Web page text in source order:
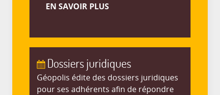
EN SAVOIR PLUS
Dossiers juridiques
Géopolis édite des dossiers juridiques
pour ses adhérents afin de répondre